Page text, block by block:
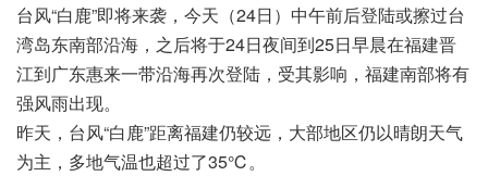
台风“白鹿”即将来袭，今天（24日）中午前后登陆或擦过台
湾岛东南部沿海，之后将于24日夜间到25日早晨在福建晋
江到广东惠来一带沿海再次登陆，受其影响，福建南部将有
强风雨出现。
昨天，台风“白鹿”距离福建仍较远，大部地区仍以晴朗天气
为主，多地气温也超过了35℃。